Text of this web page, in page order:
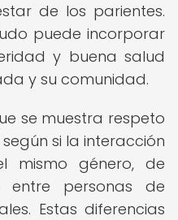
de los parientes.
puede incorporar
y buena salud
y su comunidad.
se muestra respeto
si la interacción
mismo género, de
entre personas de
Estas diferencias